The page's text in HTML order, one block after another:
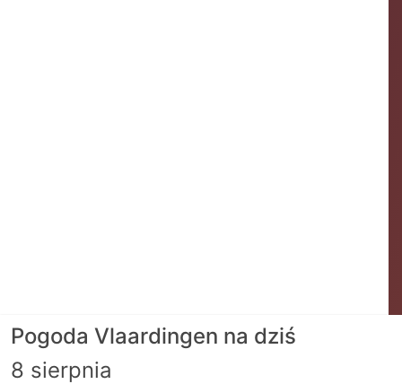
Pogoda Vlaardingen na dziś
8 sierpnia